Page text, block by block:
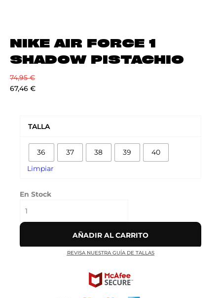
NIKE AIR FORCE 1
SHADOW PISTACHIO
74,95€
67,46 €
TALLA
36 37 38 39 40
Limpiar
En Stock
SHADOW
PISTACHIO
AÑADIR AL CARRITO
REVISA NUESTRA GUÍA DE TALLAS